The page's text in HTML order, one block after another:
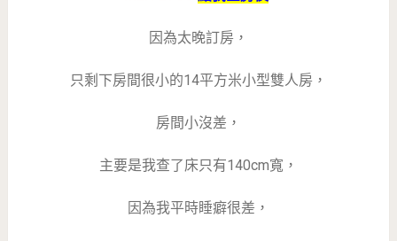
因為太晚訂房，
只剩下房間很小的14平方米小型雙人房，
房間小沒差，
主要是我查了床只有140cm寬，
因為我平時睡癖很差，